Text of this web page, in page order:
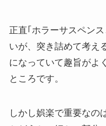
正直｢ホラーサスペン
いが、突き詰めて考え
になっていて趣旨がよ
ところです。
しかし娯楽で重要なの